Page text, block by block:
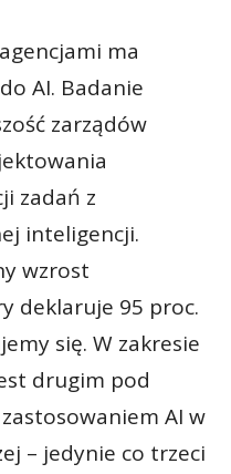
ma
AI. Badanie
zarządów
zadań z
inteligencji.
wzrost
deklaruje 95 proc.
się. W zakresie
drugim pod
AI w
– jedynie co trzeci